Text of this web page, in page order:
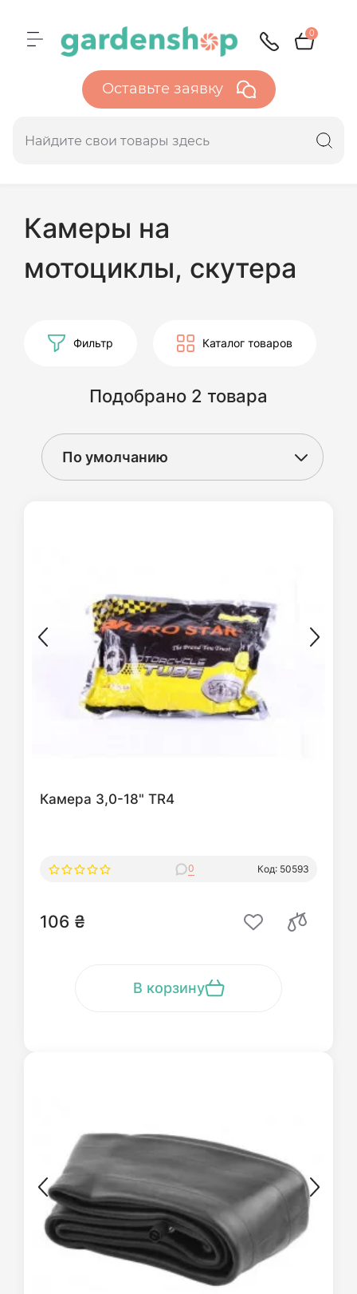
0
Оставьте заявку
Камеры на
мотоциклы, скутера
Фильтр Каталог товаров
Подобрано 2 товара
Камера 3,0-18" TR4
0 Код: 50593
106 ₴
В корзину